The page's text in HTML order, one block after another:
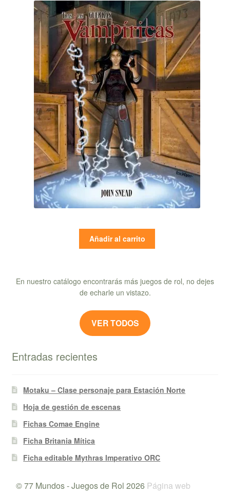
Añadir al carrito
En nuestro catálogo encontrarás más juegos de rol, no dejes
de echarle un vistazo.
VER TODOS
Entradas recientes
Motaku – Clase personaje para Estación Norte
Hoja de gestión de escenas
Fichas Comae Engine
Ficha Britania Mítica
Ficha editable Mythras Imperativo ORC
© 77 Mundos - Juegos de Rol 2026 Página web